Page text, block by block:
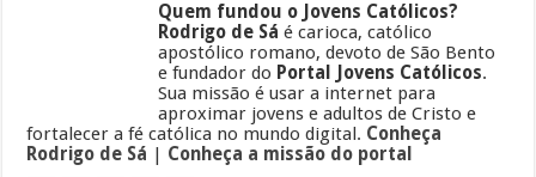
Quem fundou o Jovens Católicos?
Rodrigo de Sá é carioca, católico
apostólico romano, devoto de São Bento
e fundador do Portal Jovens Católicos.
Sua missão é usar a internet para
aproximar jovens e adultos de Cristo e
fortalecer a fé católica no mundo digital. Conheça
Rodrigo de Sá | Conheça a missão do portal